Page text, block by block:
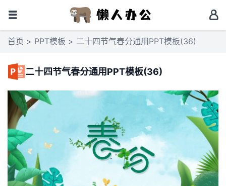
首页 > PPT模板 > 二十四节气春分通用PPT模板(36)
二十四节气春分通用PPT模板(36)